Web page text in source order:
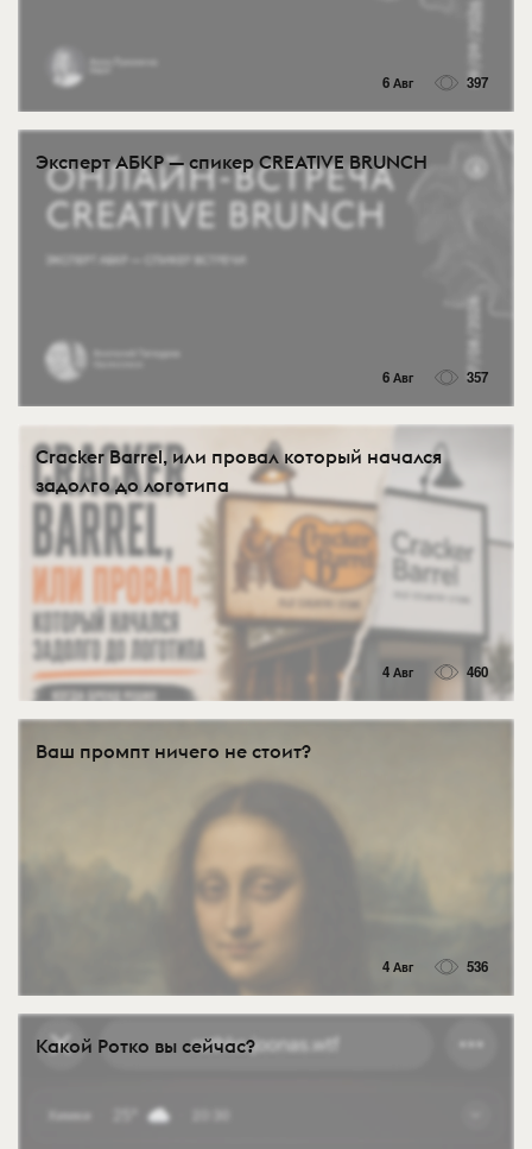
6 Авг 397
Эксперт АБКР — спикер CREATIVE BRUNCH
6 Авг 357
Cracker Barrel, или провал который начался
задолго до логотипа
4 Авг 460
Ваш промпт ничего не стоит?
4 Авг 536
Какой Ротко вы сейчас?